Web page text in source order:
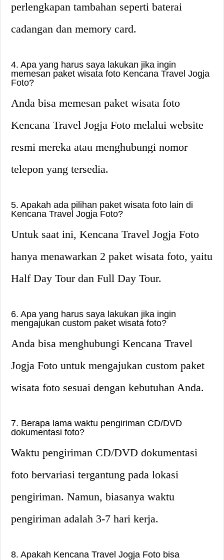
perlengkapan tambahan seperti baterai
cadangan dan memory card.
4. Apa yang harus saya lakukan jika ingin
memesan paket wisata foto Kencana Travel Jogja
Foto?
Anda bisa memesan paket wisata foto
Kencana Travel Jogja Foto melalui website
resmi mereka atau menghubungi nomor
telepon yang tersedia.
5. Apakah ada pilihan paket wisata foto lain di
Kencana Travel Jogja Foto?
Untuk saat ini, Kencana Travel Jogja Foto
hanya menawarkan 2 paket wisata foto, yaitu
Half Day Tour dan Full Day Tour.
6. Apa yang harus saya lakukan jika ingin
mengajukan custom paket wisata foto?
Anda bisa menghubungi Kencana Travel
Jogja Foto untuk mengajukan custom paket
wisata foto sesuai dengan kebutuhan Anda.
7. Berapa lama waktu pengiriman CD/DVD
dokumentasi foto?
Waktu pengiriman CD/DVD dokumentasi
foto bervariasi tergantung pada lokasi
pengiriman. Namun, biasanya waktu
pengiriman adalah 3-7 hari kerja.
8. Apakah Kencana Travel Jogja Foto bisa